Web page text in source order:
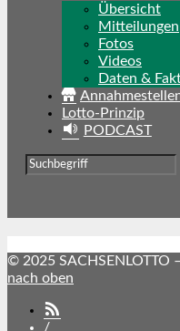
Übersicht
Mitteilungen
Fotos
Videos
Daten &
Lotto-Prinzip
PODCAST
© 2025 SACHSENLOTTO
nach oben
/